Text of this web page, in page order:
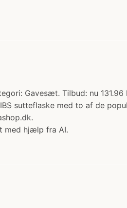
Gavesæt. Tilbud: nu
sutteflaske med to af de
med hjælp fra AI.